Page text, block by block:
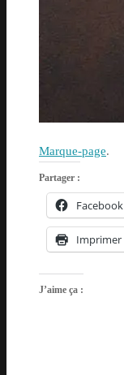
Marque-page.
Partager :
Facebook
Imprimer
J’aime ça :